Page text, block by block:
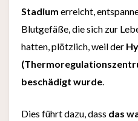
Stadium erreicht,
Blutgefäße, die sich zur
hatten, plötzlich, weil der
beschädigt wurde.
Dies führt dazu, dass das